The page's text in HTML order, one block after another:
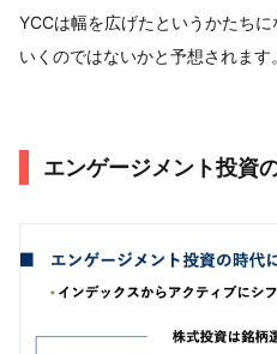
YCCは幅を広げたというかたち
いくのではないかと予想されます。
エンゲージメント投資